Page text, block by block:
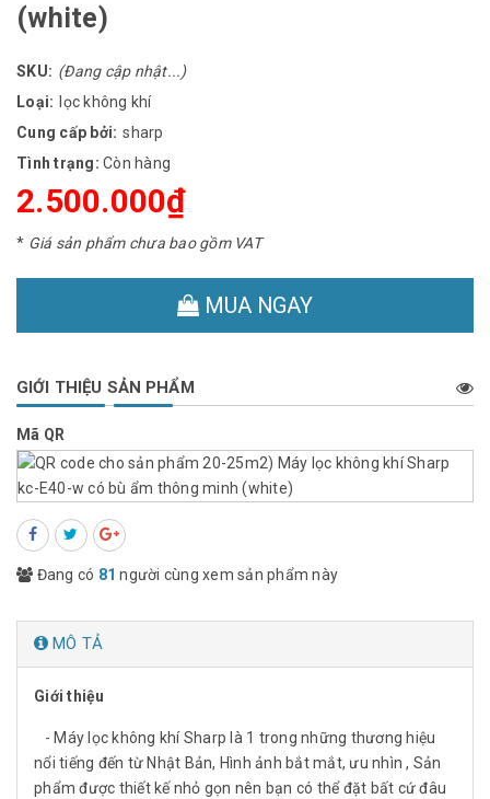
(white)
SKU: (Đang cập nhật...)
Loại:
lọc không khí
Cung cấp bởi: sharp
Tình trạng: Còn hàng
2.500.000₫
* Giá sản phẩm chưa bao gồm VAT
MUA NGAY
GIỚI THIỆU SẢN PHẨM
Mã QR
Đang có 81 người cùng xem sản phẩm này
MÔ TẢ
Giới thiệu
- Máy lọc không khí Sharp là 1 trong những thương hiệu
nổi tiếng đến từ Nhật Bản, Hình ảnh bắt mắt, ưu nhìn , Sản
phẩm được thiết kế nhỏ gọn nên bạn có thể đặt bất cứ đâu